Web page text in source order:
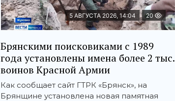
5 АВГУСТА 2026, 14:04 20
Брянскими поисковиками с 1989
года установлены имена более 2 тыс.
воинов Красной Армии
Как сообщает сайт ГТРК «Брянск», на
Брянщине установлена новая памятная